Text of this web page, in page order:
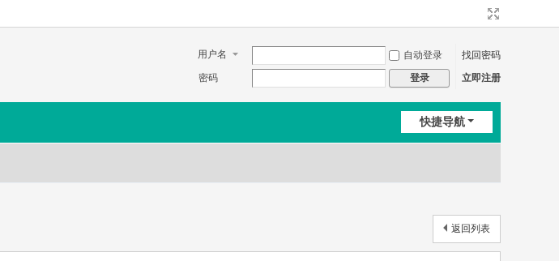
用户名 自动登录
找回密码
密码
登录 立即注册
快捷导航
返回列表